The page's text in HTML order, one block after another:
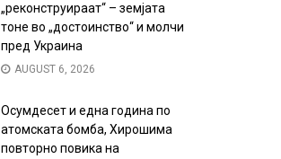
„реконструираат“ – земјата
тоне во „достоинство“ и молчи
пред Украина
AUGUST 6, 2026
Осумдесет и една година по
атомската бомба, Хирошима
повторно повика на